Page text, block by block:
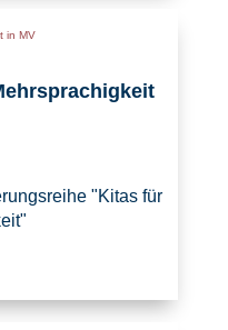
"Kitas für